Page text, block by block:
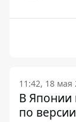
11:42, 18 мая
В Японии
по